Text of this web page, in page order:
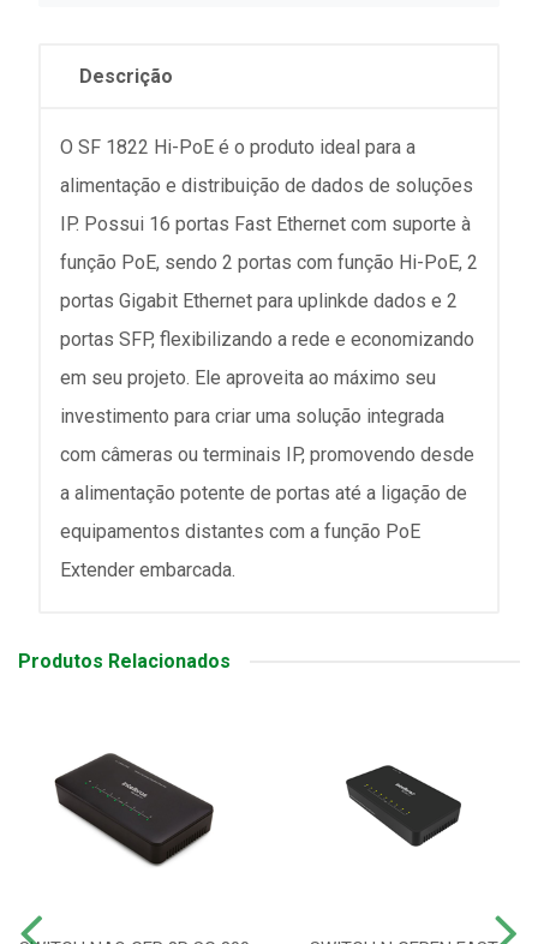
Descrição
O SF 1822 Hi-PoE é o produto ideal para a
alimentação e distribuição de dados de soluções
IP. Possui 16 portas Fast Ethernet com suporte à
função PoE, sendo 2 portas com função Hi-PoE, 2
portas Gigabit Ethernet para uplinkde dados e 2
portas SFP, flexibilizando a rede e economizando
em seu projeto. Ele aproveita ao máximo seu
investimento para criar uma solução integrada
com câmeras ou terminais IP, promovendo desde
a alimentação potente de portas até a ligação de
equipamentos distantes com a função PoE
Extender embarcada.
Produtos Relacionados